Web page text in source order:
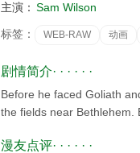
主演： Sam Wilson
标签： WEB-RAW 动画
剧情简介· · · · · ·
Before he faced Goliath
the fields near Bethlehem.
漫友点评· · · · · ·